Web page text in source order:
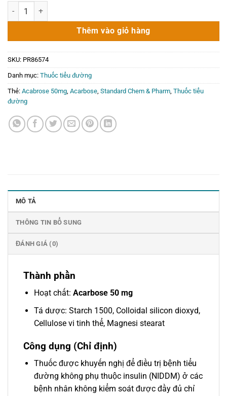
226.600₫.
là:
0₫.
Acabrose 50mg Standard Chem & Pharm 10 vỉ x 10 viên số lượng
Thêm vào giỏ hàng
SKU: PR86574
Danh mục: Thuốc tiểu đường
Thẻ: Acabrose 50mg Acarbose Standard Chem & Pharm Thuốc tiểu
đường
MÔ TẢ
THÔNG TIN BỔ SUNG
ĐÁNH GIÁ (0)
Thành phần
Hoạt chất: Acarbose 50 mg
Tá dược: Starch 1500, Colloidal silicon dioxyd,
Cellulose vi tinh thể, Magnesi stearat
Công dụng (Chỉ định)
Thuốc được khuyến nghị để điều trị bệnh tiểu
đường không phụ thuộc insulin (NIDDM) ở các
bệnh nhân không kiểm soát được đầy đủ chỉ